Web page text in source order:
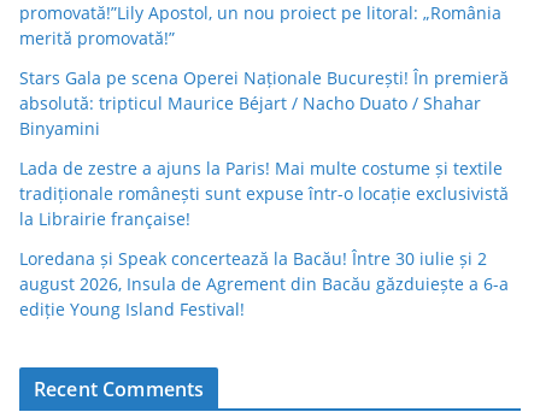
promovată!”Lily Apostol, un nou proiect pe litoral: „România
merită promovată!”
Stars Gala pe scena Operei Naționale București! În premieră
absolută: tripticul Maurice Béjart / Nacho Duato / Shahar
Binyamini
Lada de zestre a ajuns la Paris! Mai multe costume și textile
tradiționale românești sunt expuse într-o locație exclusivistă
la Librairie française!
Loredana și Speak concertează la Bacău! Între 30 iulie și 2
august 2026, Insula de Agrement din Bacău găzduiește a 6-a
ediție Young Island Festival!
Recent Comments